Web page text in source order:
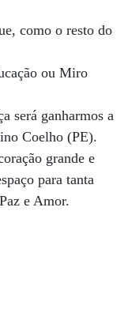
como o resto do
ou Miro
será ganharmos a
Coelho (PE).
grande e
para tanta
e Amor.